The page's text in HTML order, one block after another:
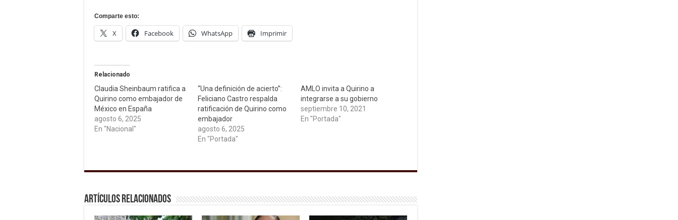
Comparte esto:
X Facebook WhatsApp Imprimir
Relacionado
Claudia Sheinbaum ratifica a
Quirino como embajador de
México en España
agosto 6, 2025
En "Nacional"
“Una definición de acierto”:
Feliciano Castro respalda
ratificación de Quirino como
embajador
agosto 6, 2025
En "Portada"
AMLO invita a Quirino a
integrarse a su gobierno
septiembre 10, 2021
En "Portada"
Artículos relacionados